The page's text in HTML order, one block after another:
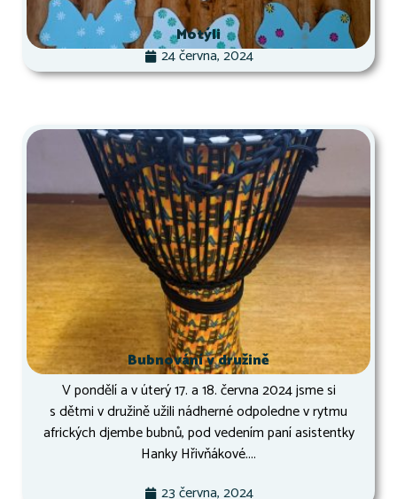
Motýli
24 června, 2024
Bubnování v družině
V pondělí a v úterý 17. a 18. června 2024 jsme si
s dětmi v družině užili nádherné odpoledne v rytmu
afrických djembe bubnů, pod vedením paní asistentky
Hanky Hřivňákové....
23 června, 2024